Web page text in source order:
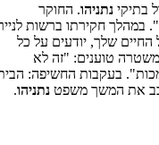
נתניהו. החוקר
חקירתו ברשות לניירות
שלך, יודעים על כל
טוענים: "זה לא
בעקבות החשיפה: הבית
המשך משפטנתניהו.